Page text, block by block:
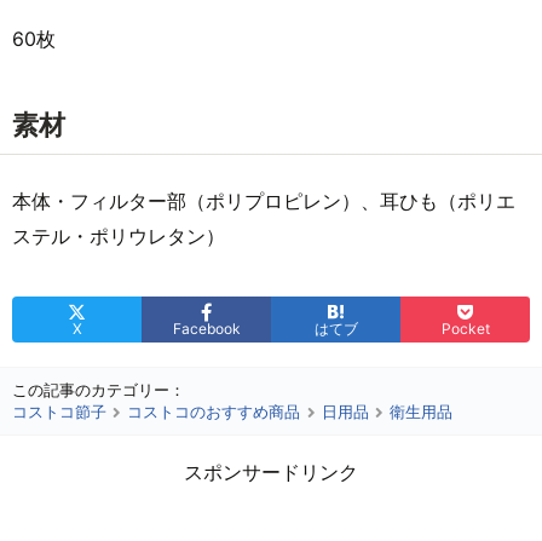
60枚
素材
本体・フィルター部（ポリプロピレン）、耳ひも（ポリエ
ステル・ポリウレタン）
X Facebook はてブ Pocket
この記事のカテゴリー：
コストコ節子
コストコのおすすめ商品 日用品 衛生用品
スポンサードリンク